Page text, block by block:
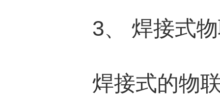
3、 焊接式物
焊接式的物联